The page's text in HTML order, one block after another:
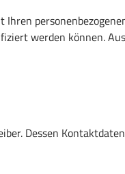
werden können.
Dessen